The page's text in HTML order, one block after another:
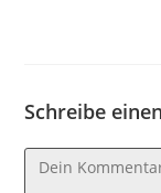
Schreibe
Kommentar